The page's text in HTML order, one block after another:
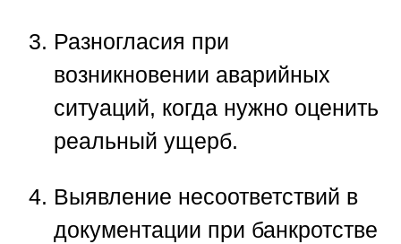
Разногласия при
возникновении аварийных
ситуаций, когда нужно оценить
реальный ущерб.
Выявление несоответствий в
документации при банкротстве